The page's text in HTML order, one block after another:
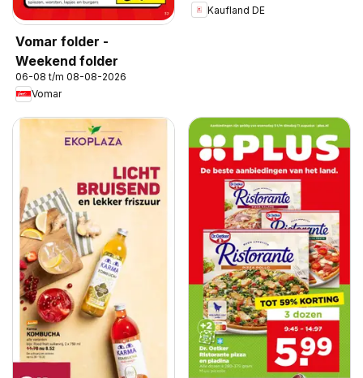
Vomar folder -
Weekend folder
06-08 t/m 08-08-2026
Vomar
Kaufland DE